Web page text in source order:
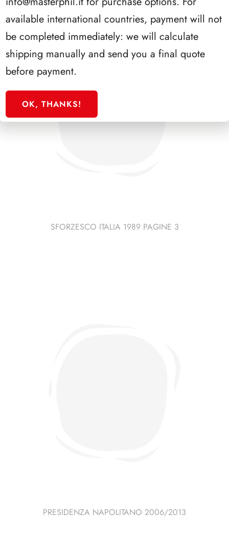
SFORZESCO ITALIA 1989 PAGINE 3
PRESIDENZA NAPOLITANO 2006/2013
available international countries, payment will not
be completed immediately: we will calculate
shipping manually and send you a final quote
before payment.
OK, THANKS!